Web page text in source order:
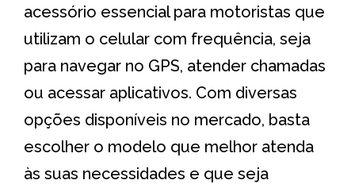
acessório essencial para motoristas que
utilizam o celular com frequência, seja
para navegar no GPS, atender chamadas
ou acessar aplicativos. Com diversas
opções disponíveis no mercado, basta
escolher o modelo que melhor atenda
às suas necessidades e que seja